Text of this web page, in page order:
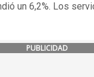
un 6,2%. Los
PUBLICIDAD